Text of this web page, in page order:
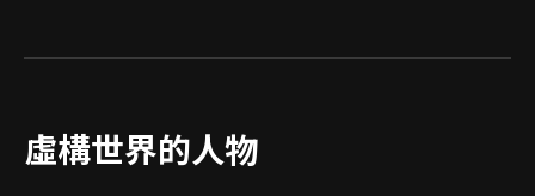
虛構世界的人物